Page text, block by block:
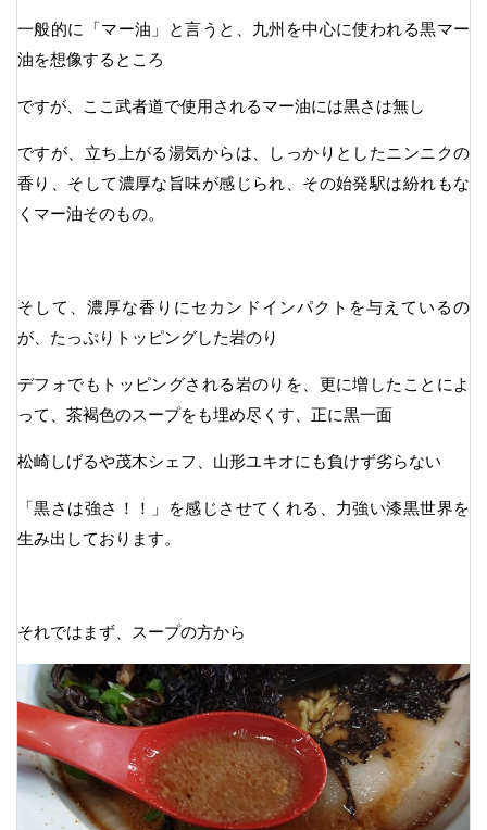
一般的に「マー油」と言うと、九州を中心に使われる黒マー
油を想像するところ
ですが、ここ武者道で使用されるマー油には黒さは無し
ですが、立ち上がる湯気からは、しっかりとしたニンニクの
香り、そして濃厚な旨味が感じられ、その始発駅は紛れもな
くマー油そのもの。
そして、濃厚な香りにセカンドインパクトを与えているの
が、たっぷりトッピングした岩のり
デフォでもトッピングされる岩のりを、更に増したことによ
って、茶褐色のスープをも埋め尽くす、正に黒一面
松崎しげるや茂木シェフ、山形ユキオにも負けず劣らない
「黒さは強さ！！」を感じさせてくれる、力強い漆黒世界を
生み出しております。
それではまず、スープの方から